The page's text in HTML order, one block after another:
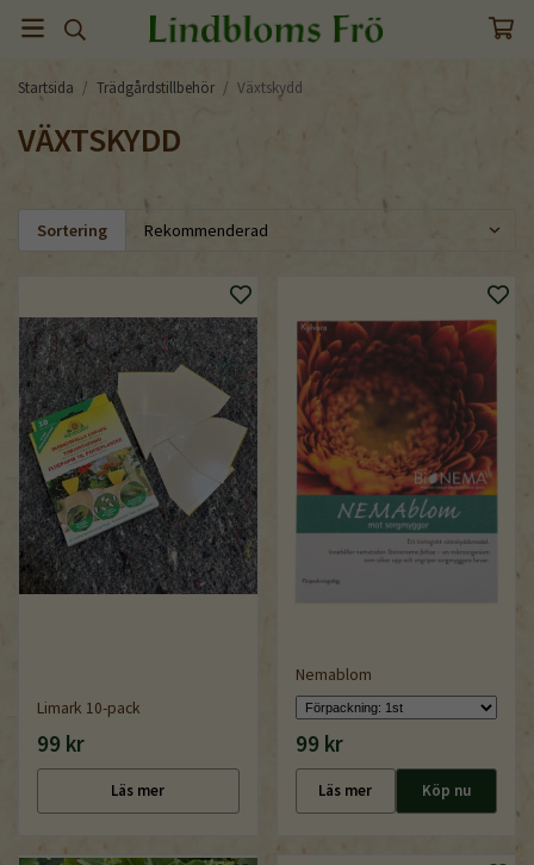
Startsida / Trädgårdstillbehör / Växtskydd
VÄXTSKYDD
Sortering
Limark 10-pack
99 kr
Läs mer
Nemablom
99 kr
Läs mer Köp nu